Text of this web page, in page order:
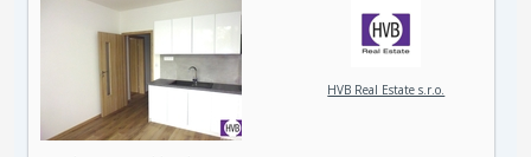
HVB Real Estate s.r.o.